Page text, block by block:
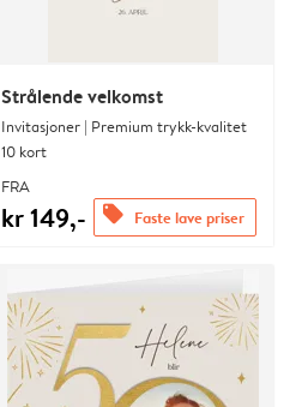
Strålende velkomst
Invitasjoner | Premium trykk-kvalitet
10 kort
FRA
kr 149,- offers Faste lave priser